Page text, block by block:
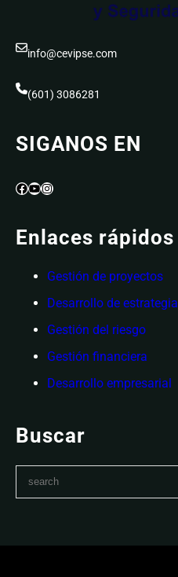
info@cevipse.com
(601) 3086281
SIGANOS EN
Facebook YouTube Instagram
Enlaces rápidos
Gestión de proyectos
Desarrollo de estrategia
Gestión del riesgo
Gestión financiera
Desarrollo empresarial
Buscar
c